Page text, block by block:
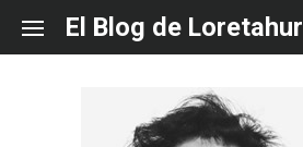
content
El Blog de Loretahur